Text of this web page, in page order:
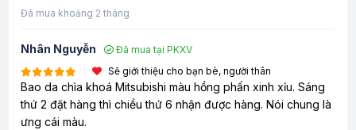
Đã mua khoảng 2 tháng
Nhân Nguyễn
Đã mua tại PKXV
Sẽ giới thiệu cho bạn bè, người thân
Bao da chìa khoá Mitsubishi màu hồng phấn xinh xỉu. Sáng
thứ 2 đặt hàng thì chiều thứ 6 nhận được hàng. Nói chung là
ưng cái màu.